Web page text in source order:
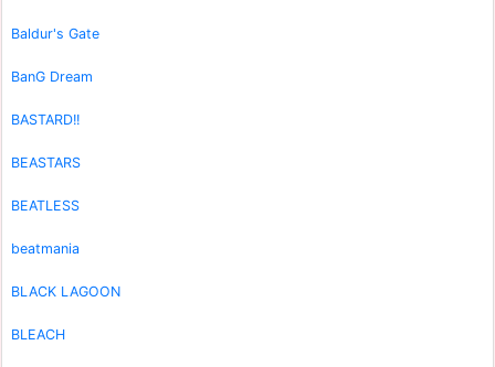
Baldur's Gate
BanG Dream
BASTARD!!
BEASTARS
BEATLESS
beatmania
BLACK LAGOON
BLEACH